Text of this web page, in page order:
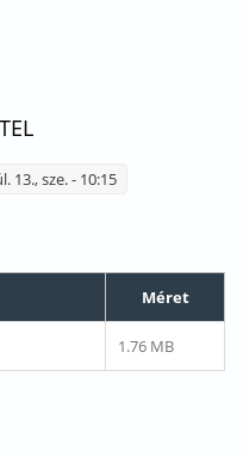
13., sze. - 10:15
Méret
1.76 MB